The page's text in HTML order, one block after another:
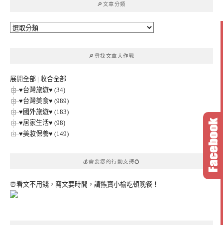
🔎文章分類
🔎
🔎尋找文章大作戰
展開全部 | 收合全部
♥台灣旅遊♥ (34)
♥台灣美食♥ (989)
♥國外旅遊♥ (183)
♥居家生活♥ (98)
♥美妝保養♥ (149)
💰需要您的行動支持💍
⏰看文不用錢，寫文要時間，請熊寶小榆吃頓晚餐！